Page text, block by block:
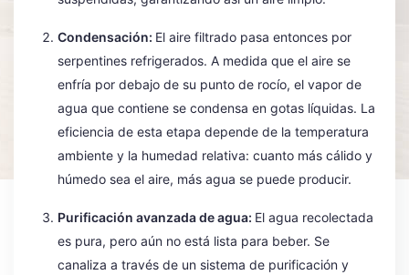
Condensación: El aire filtrado pasa entonces por
serpentines refrigerados. A medida que el aire se
enfría por debajo de su punto de rocío, el vapor de
agua que contiene se condensa en gotas líquidas. La
eficiencia de esta etapa depende de la temperatura
ambiente y la humedad relativa: cuanto más cálido y
húmedo sea el aire, más agua se puede producir.
Purificación avanzada de agua: El agua recolectada
es pura, pero aún no está lista para beber. Se
canaliza a través de un sistema de purificación y